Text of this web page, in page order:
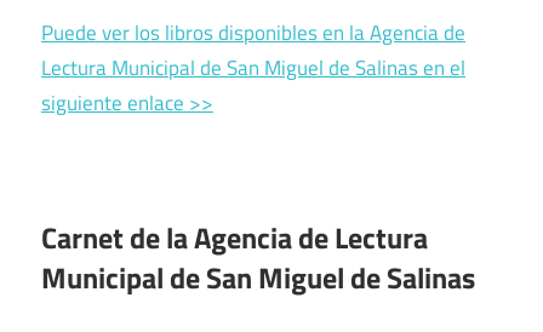
Puede ver los libros disponibles en la Agencia de
Lectura Municipal de San Miguel de Salinas en el
siguiente enlace >>
Carnet de la Agencia de Lectura
Municipal de San Miguel de Salinas